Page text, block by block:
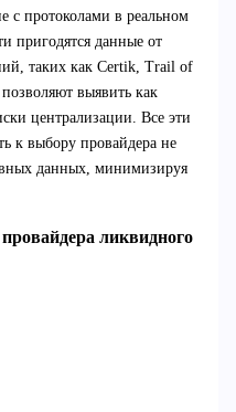
с протоколами в реальном
пригодятся данные от
таких как Certik, Trail of
выявить как
централизации. Все эти
к выбору провайдера не
данных, минимизируя
ликвидного